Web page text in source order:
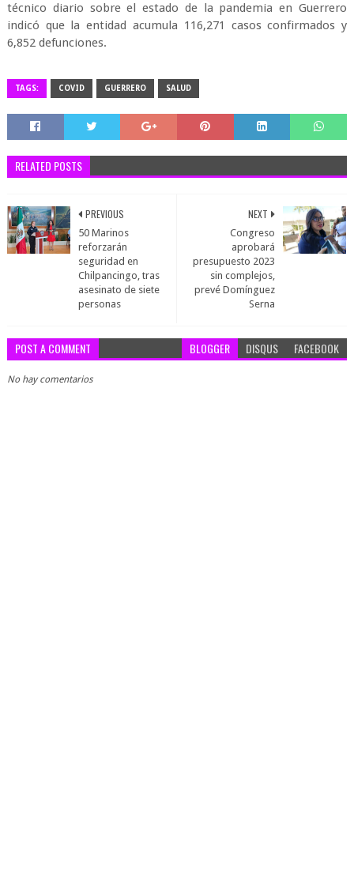
técnico diario sobre el estado de la pandemia en Guerrero
indicó que la entidad acumula 116,271 casos confirmados y
6,852 defunciones.
TAGS: COVID GUERRERO SALUD
RELATED POSTS
NEXT
Congreso
aprobará
presupuesto 2023
sin complejos,
prevé Domínguez
Serna
PREVIOUS
50 Marinos
reforzarán
seguridad en
Chilpancingo, tras
asesinato de siete
personas
POST A COMMENT BLOGGER DISQUS FACEBOOK
No hay comentarios